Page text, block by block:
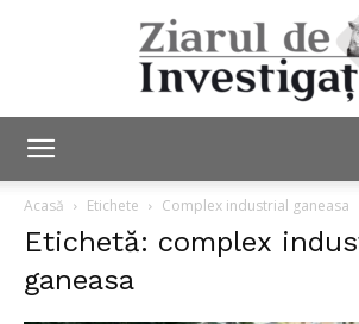
Acasă Etichete Complex industrial ganeasa
Etichetă: complex
ganeasa